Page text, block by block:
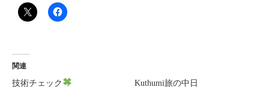
関連
技術チェック Kuthumi旅の中日